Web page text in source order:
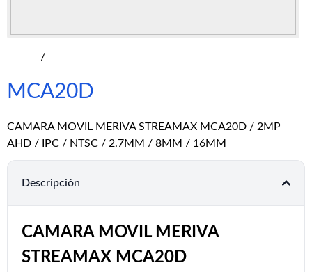
/
MCA20D
CAMARA MOVIL MERIVA STREAMAX MCA20D / 2MP
AHD / IPC / NTSC / 2.7MM / 8MM / 16MM
Descripción
CAMARA MOVIL MERIVA
STREAMAX MCA20D